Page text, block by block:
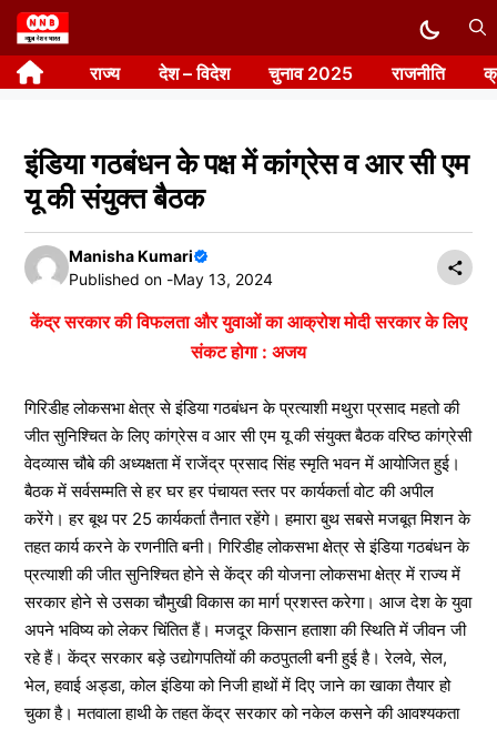
Skip
to
content राज्य देश – विदेश चुनाव 2025 राजनीति
इंडिया गठबंधन के पक्ष में कांग्रेस व आर सी एम
यू की संयुक्त बैठक
Manisha Kumari
Published on -May 13, 2024
केंद्र सरकार की विफलता और युवाओं का आक्रोश मोदी सरकार के लिए
संकट होगा : अजय
गिरिडीह लोकसभा क्षेत्र से इंडिया गठबंधन के प्रत्याशी मथुरा प्रसाद महतो की
जीत सुनिश्चित के लिए कांग्रेस व आर सी एम यू की संयुक्त बैठक वरिष्ठ कांग्रेसी
वेदव्यास चौबे की अध्यक्षता में राजेंद्र प्रसाद सिंह स्मृति भवन में आयोजित हुई।
बैठक में सर्वसम्मति से हर घर हर पंचायत स्तर पर कार्यकर्ता वोट की अपील
करेंगे। हर बूथ पर 25 कार्यकर्ता तैनात रहेंगे। हमारा बुथ सबसे मजबूत मिशन के
तहत कार्य करने के रणनीति बनी। गिरिडीह लोकसभा क्षेत्र से इंडिया गठबंधन के
प्रत्याशी की जीत सुनिश्चित होने से केंद्र की योजना लोकसभा क्षेत्र में राज्य में
सरकार होने से उसका चौमुखी विकास का मार्ग प्रशस्त करेगा। आज देश के युवा
अपने भविष्य को लेकर चिंतित हैं। मजदूर किसान हताशा की स्थिति में जीवन जी
रहे हैं। केंद्र सरकार बड़े उद्योगपतियों की कठपुतली बनी हुई है। रेलवे, सेल,
भेल, हवाई अड्डा, कोल इंडिया को निजी हाथों में दिए जाने का खाका तैयार हो
चुका है। मतवाला हाथी के तहत केंद्र सरकार को नकेल कसने की आवश्यकता